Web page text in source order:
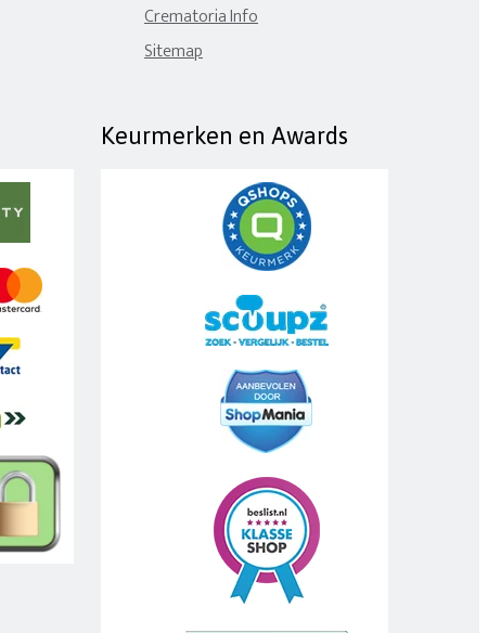
Crematoria Info
Sitemap
Keurmerken en Awards